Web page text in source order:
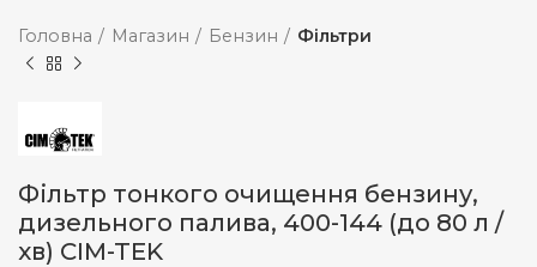
Головна Магазин Бензин Фільтри
Фільтр тонкого очищення бензину,
дизельного палива, 400-144 (до 80 л /
хв) CIM-TEK